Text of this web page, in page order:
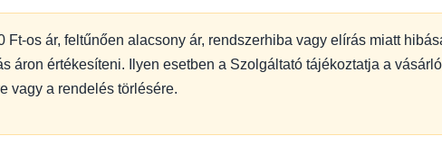
Ft-os ár, feltűnően alacsony ár, rendszerhiba vagy elírás miatt
áron értékesíteni. Ilyen esetben a Szolgáltató tájékoztatja a
vagy a rendelés törlésére.